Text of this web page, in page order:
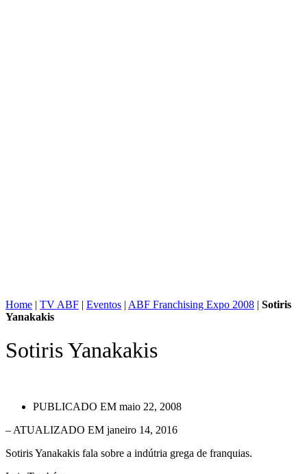
Home | TV ABF | Eventos | ABF Franchising Expo 2008 | Sotiris
Yanakakis
Sotiris Yanakakis
PUBLICADO EM maio 22, 2008
– ATUALIZADO EM janeiro 14, 2016
Sotiris Yanakakis fala sobre a indútria grega de franquias.